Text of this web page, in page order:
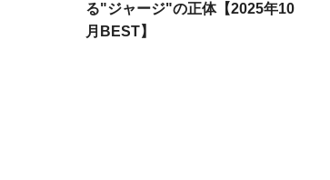
る"ジャージ"の正体【2025年10
月BEST】